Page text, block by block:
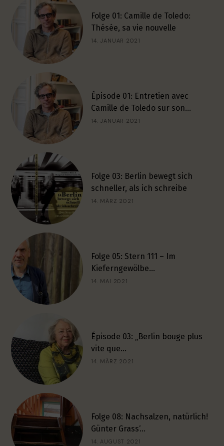
Folge 01: Camille de Toledo:
Thésée, sa vie nouvelle
14. JANUAR 2021
Épisode 01: Entretien avec
Camille de Toledo sur son…
14. JANUAR 2021
Folge 03: Berlin bewegt sich
schneller, als ich schreibe
14. MÄRZ 2021
Folge 05: Stern 111 – Im
Kieferngewölbe…
14. MAI 2021
Épisode 03: „Berlin bouge plus
vite que…
14. MÄRZ 2021
Folge 08: Nachsalzen, natürlich!
Günter Grass‘…
14. AUGUST 2021